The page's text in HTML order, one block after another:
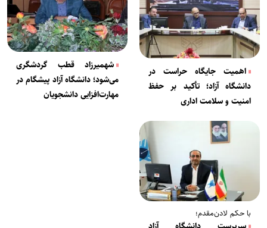
اهمیت جایگاه حراست در
دانشگاه آزاد؛ تأکید بر حفظ
امنیت و سلامت اداری
شهمیرزاد قطب گردشگری
می‌شود؛ دانشگاه آزاد پیشگام در
مهارت‌افزایی دانشجویان
با حکم لادن‌مقدم؛